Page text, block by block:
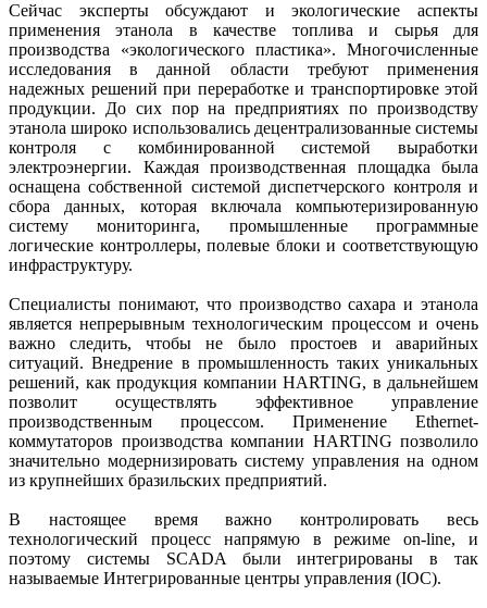
Сейчас эксперты обсуждают и экологические аспекты
применения этанола в качестве топлива и сырья для
производства «экологического пластика». Многочисленные
исследования в данной области требуют применения
надежных решений при переработке и транспортировке этой
продукции. До сих пор на предприятиях по производству
этанола широко использовались децентрализованные системы
контроля с комбинированной системой выработки
электроэнергии. Каждая производственная площадка была
оснащена собственной системой диспетчерского контроля и
сбора данных, которая включала компьютеризированную
систему мониторинга, промышленные программные
логические контроллеры, полевые блоки и соответствующую
инфраструктуру.
Специалисты понимают, что производство сахара и этанола
является непрерывным технологическим процессом и очень
важно следить, чтобы не было простоев и аварийных
ситуаций. Внедрение в промышленность таких уникальных
решений, как продукция компании HARTING, в дальнейшем
позволит осуществлять эффективное управление
производственным процессом. Применение Ethernet-
коммутаторов производства компании HARTING позволило
значительно модернизировать систему управления на одном
из крупнейших бразильских предприятий.
В настоящее время важно контролировать весь
технологический процесс напрямую в режиме on-line, и
поэтому системы SCADA были интегрированы в так
называемые Интегрированные центры управления (IOC).